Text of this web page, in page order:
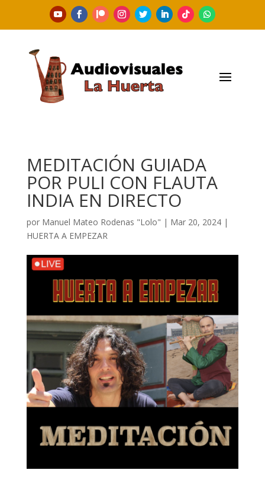
MEDITACIÓN GUIADA
POR PULI CON FLAUTA
INDIA EN DIRECTO
por Manuel Mateo Rodenas "Lolo" | Mar 20, 2024|
HUERTA A EMPEZAR